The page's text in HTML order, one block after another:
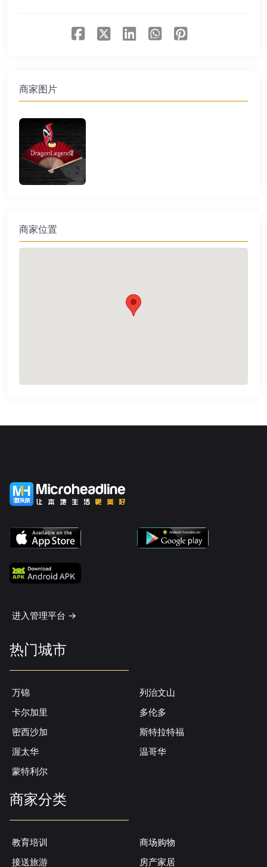
商家图片
商家位置
进入管理平台 ->
热门城市
万锦
列治文山
卡尔加里
多伦多
密西沙加
斯特拉特福
渥太华
温哥华
蒙特利尔
商家分类
教育培训
商场购物
接送旅游
房产家居